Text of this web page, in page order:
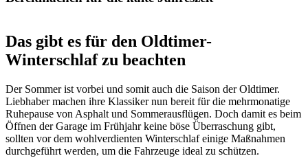
Das gibt es für den Oldtimer-
Winterschlaf zu beachten
Der Sommer ist vorbei und somit auch die Saison der Oldtimer.
Liebhaber machen ihre Klassiker nun bereit für die mehrmonatige
Ruhepause von Asphalt und Sommerausflügen. Doch damit es beim
Öffnen der Garage im Frühjahr keine böse Überraschung gibt,
sollten vor dem wohlverdienten Winterschlaf einige Maßnahmen
durchgeführt werden, um die Fahrzeuge ideal zu schützen.